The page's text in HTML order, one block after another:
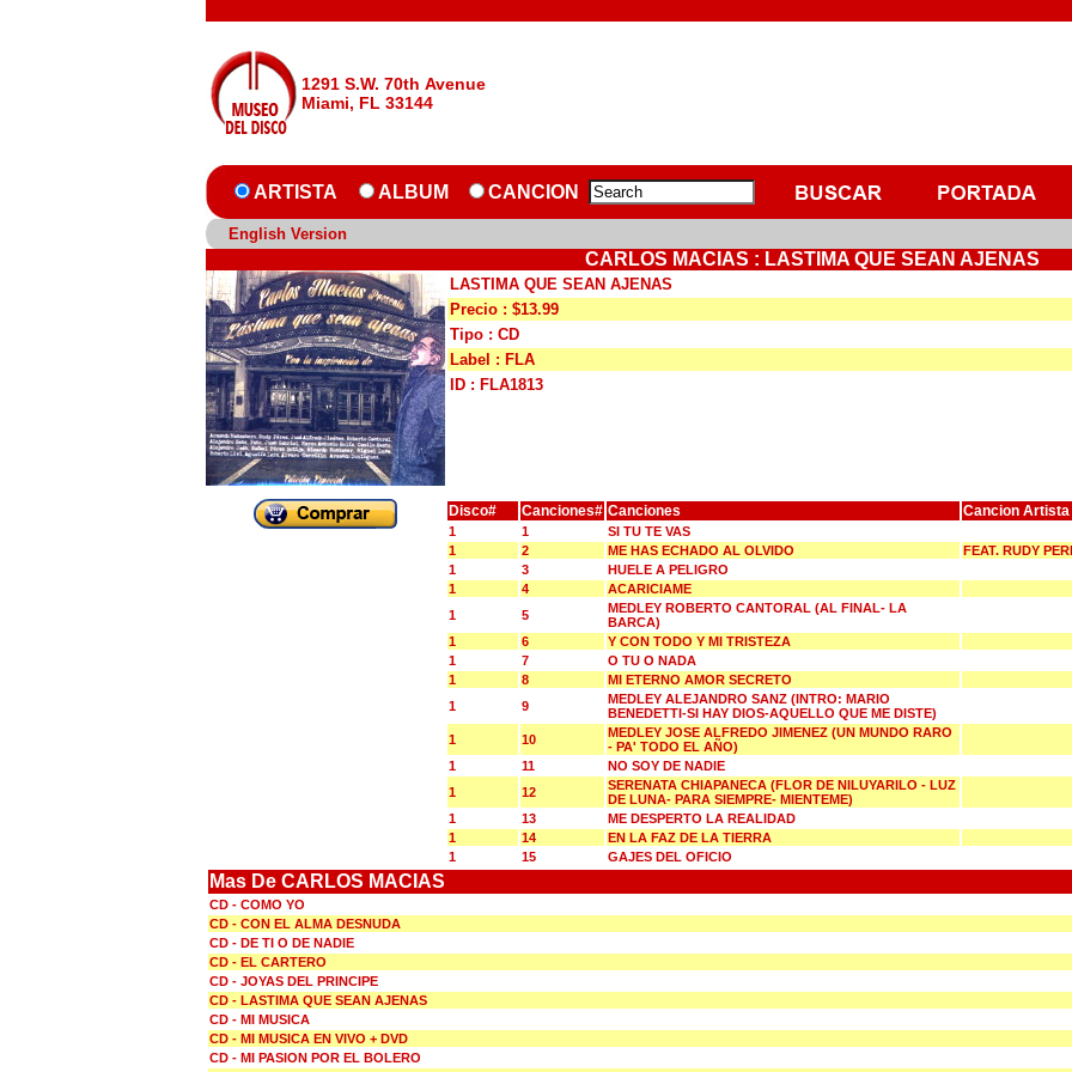
1291 S.W. 70th Avenue
Miami, FL 33144
ARTISTA ALBUM CANCION
English Version
CARLOS MACIAS : LASTIMA QUE SEAN AJENAS
LASTIMA QUE SEAN AJENAS
Precio : $13.99
Tipo : CD
Label : FLA
ID : FLA1813
Disco# Canciones# Canciones Cancion Artista
1 1
SI TU TE VAS
1
2 ME HAS ECHADO AL OLVIDO
FEAT. RUDY
1
3
HUELE A PELIGRO
1
4
ACARICIAME
1
5
MEDLEY ROBERTO CANTORAL (AL FINAL- LA
BARCA)
1
6
Y CON TODO Y MI TRISTEZA
1
7
O TU O NADA
1
8
MI ETERNO AMOR SECRETO
1
9
MEDLEY ALEJANDRO SANZ (INTRO: MARIO
BENEDETTI-SI HAY DIOS-AQUELLO QUE ME DISTE)
1
10
MEDLEY JOSE ALFREDO JIMENEZ (UN MUNDO RARO
- PA' TODO EL AÑO)
1
11
NO SOY DE NADIE
1
12
SERENATA CHIAPANECA (FLOR DE NILUYARILO - LUZ
DE LUNA- PARA SIEMPRE- MIENTEME)
1
13
ME DESPERTO LA REALIDAD
1
14
EN LA FAZ DE LA TIERRA
1
15 GAJES DEL OFICIO
Mas De CARLOS MACIAS
CD - COMO YO
CD - CON EL ALMA DESNUDA
CD - DE TI O DE NADIE
CD - EL CARTERO
CD - JOYAS DEL PRINCIPE
CD - LASTIMA QUE SEAN AJENAS
CD - MI MUSICA
CD - MI MUSICA EN VIVO + DVD
CD - MI PASION POR EL BOLERO